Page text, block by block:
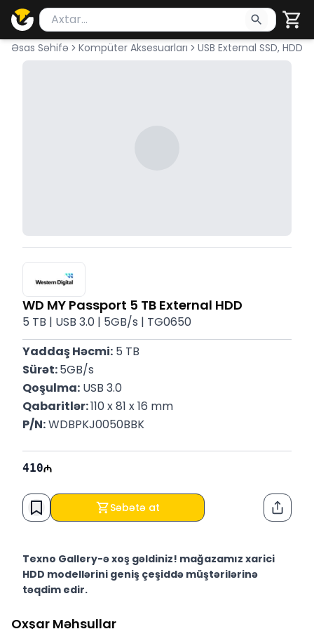
Məhsul axtar
Axtarış üçün ən azı 2 simvol yazın. Göndərmək
Əsas Səhifə Kompüter Aksesuarları USB External SSD, HDD
WD MY Passport 5 TB External HDD
5 TB | USB 3.0 | 5GB/s | TG0650
Yaddaş Həcmi: 5 TB
Sürət: 5GB/s
Qoşulma: USB 3.0
Qabaritlər: 110 x 81 x 16 mm
P/N: WDBPKJ0050BBK
410
Səbətə at
Texno Gallery-ə xoş gəldiniz! mağazamız xarici
HDD modellərini geniş çeşiddə müştərilərinə
təqdim edir.
2011-ci ildən etibarən fəaliyyət göstərən multibrend
Oxşar Məhsullar